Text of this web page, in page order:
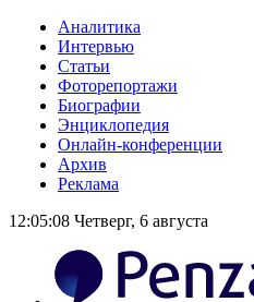
Аналитика
Интервью
Статьи
Фоторепортажи
Биографии
Энциклопедия
Онлайн-конференции
Архив
Реклама
12:05:08 Четверг, 6 августа